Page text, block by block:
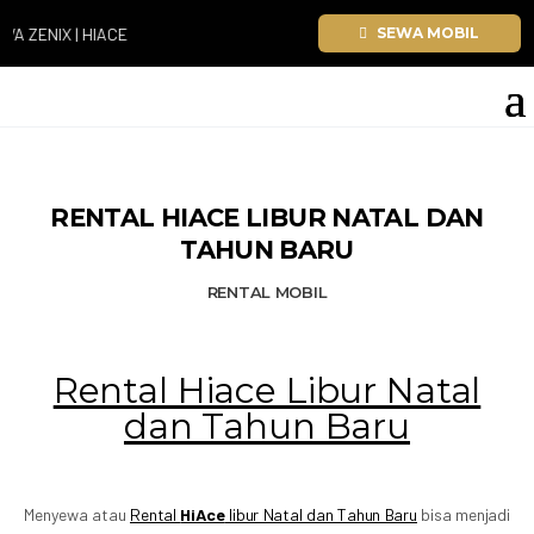
ZENIX | HIACE SEWA MOBIL
RENTAL HIACE LIBUR NATAL DAN
TAHUN BARU
RENTAL MOBIL
Rental Hiace Libur Natal
dan Tahun Baru
Menyewa atau Rental HiAcelibur Natal dan Tahun Baru bisa menjadi